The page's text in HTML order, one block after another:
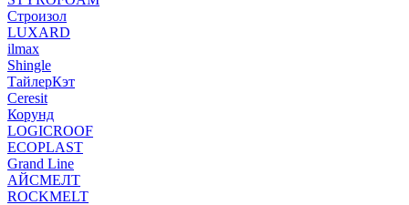
Строизол
LUXARD
ilmax
Shingle
ТайлерКэт
Ceresit
Корунд
LOGICROOF
ECOPLAST
Grand Line
АЙСМЕЛТ
ROCKMELT